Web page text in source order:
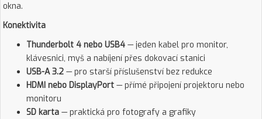
okna.
Konektivita
Thunderbolt 4 nebo USB4 — jeden kabel pro monitor,
klávesnici, myš a nabíjení přes dokovací stanici
USB-A 3.2 — pro starší příslušenství bez redukce
HDMI nebo DisplayPort — přímé připojení projektoru nebo
monitoru
SD karta — praktická pro fotografy a grafiky